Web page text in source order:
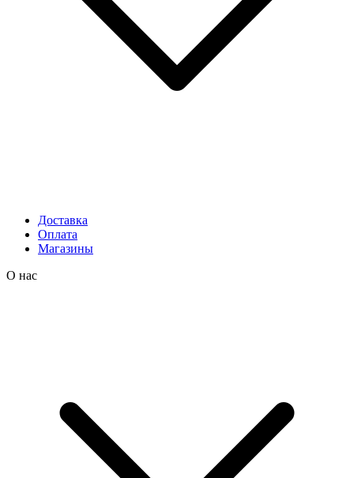
Доставка
Оплата
Магазины
О нас